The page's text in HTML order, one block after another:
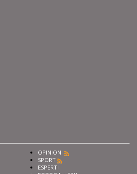
OPINIONI
SPORT
ESPERTI